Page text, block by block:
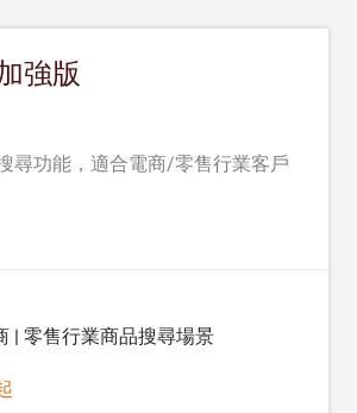
強版
尋功能，適合電商/零售行業客戶
| 零售行業商品搜尋場景